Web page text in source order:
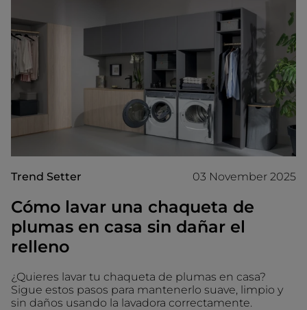
Trend Setter 03 November 2025
Cómo lavar una chaqueta de
plumas en casa sin dañar el
relleno
¿Quieres lavar tu chaqueta de plumas en casa?
Sigue estos pasos para mantenerlo suave, limpio y
sin daños usando la lavadora correctamente.